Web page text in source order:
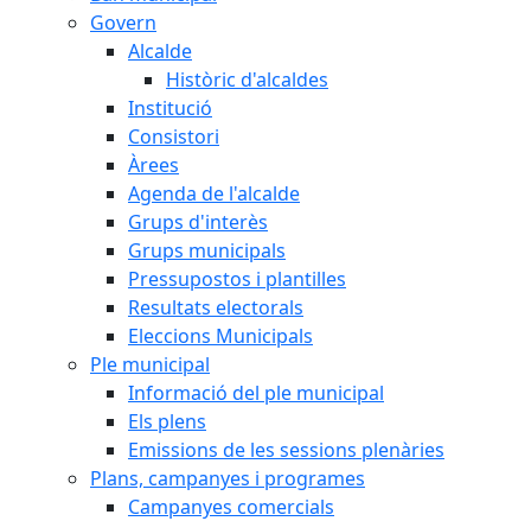
Govern
Alcalde
Històric d'alcaldes
Institució
Consistori
Àrees
Agenda de l'alcalde
Grups d'interès
Grups municipals
Pressupostos i plantilles
Resultats electorals
Eleccions Municipals
Ple municipal
Informació del ple municipal
Els plens
Emissions de les sessions plenàries
Plans, campanyes i programes
Campanyes comercials